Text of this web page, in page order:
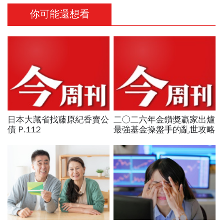
你可能還想看
日本大藏省找藤原紀香賣公
債 P.112
二○二六年金鑽獎贏家出爐
最強基金操盤手的亂世攻略